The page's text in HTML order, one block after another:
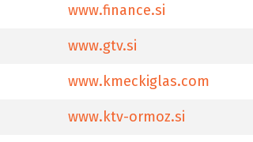
www.finance.si
www.gtv.si
www.kmeckiglas.com
www.ktv-ormoz.si